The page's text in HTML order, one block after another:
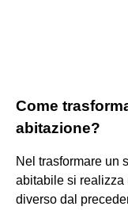
Come
abitazione?
Nel trasformare un
abitabile si realizza
diverso dal